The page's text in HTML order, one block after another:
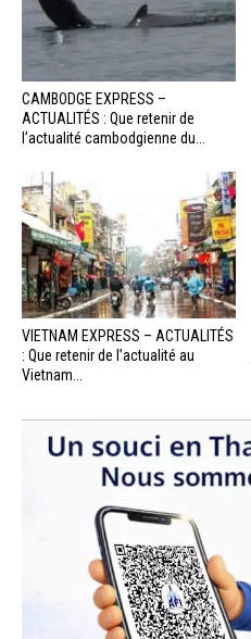
CAMBODGE EXPRESS –
ACTUALITÉS : Que retenir de
l’actualité cambodgienne du...
VIETNAM EXPRESS – ACTUALITÉS
: Que retenir de l’actualité au
Vietnam...